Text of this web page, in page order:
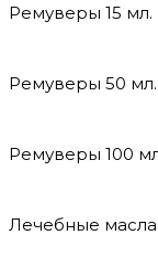
Ремуверы 15 мл.
Ремуверы 50 мл.
Ремуверы 100
Лечебные масла